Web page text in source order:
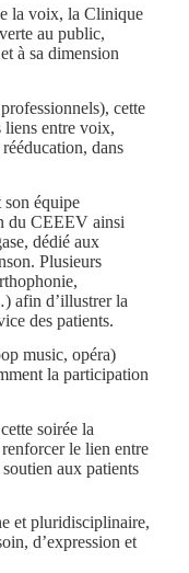
la voix, la Clinique
au public,
à sa dimension
cette
liens entre voix,
dans
équipe
du CEEEV ainsi
dédié aux
Plusieurs
afin d’illustrer la
des patients.
music, opéra)
la participation
soirée la
le lien entre
aux patients
et pluridisciplinaire,
d’expression et